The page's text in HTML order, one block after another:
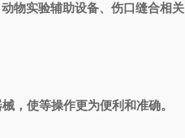
物实验辅助设备、伤口缝合相关
，使等操作更为便利和准确。